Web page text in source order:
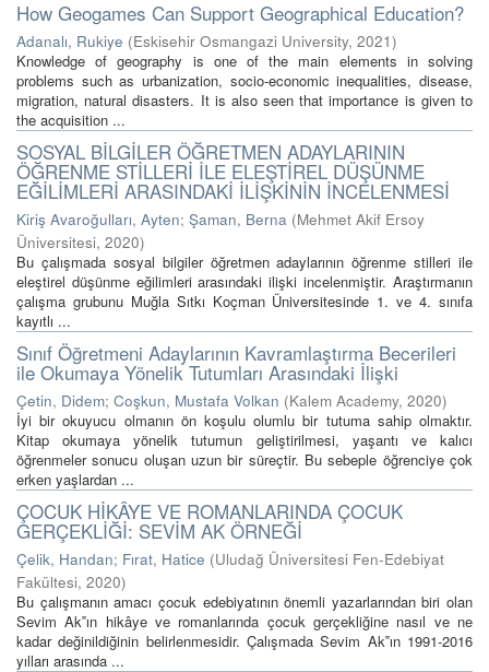
How Geogames Can Support Geographical Education?
Adanalı, Rukiye (Eskisehir Osmangazi University, 2021)
Knowledge of geography is one of the main elements in solving
problems such as urbanization, socio-economic inequalities, disease,
migration, natural disasters. It is also seen that importance is given to
the acquisition ...
SOSYAL BİLGİLER ÖĞRETMEN ADAYLARININ
ÖĞRENME STİLLERİ İLE ELEŞTİREL DÜŞÜNME
EĞİLİMLERİ ARASINDAKİ İLİŞKİNİN İNCELENMESİ
Kiriş Avaroğulları, Ayten; Şaman, Berna (Mehmet Akif Ersoy
Üniversitesi, 2020)
Bu çalışmada sosyal bilgiler öğretmen adaylarının öğrenme stilleri ile
eleştirel düşünme eğilimleri arasındaki ilişki incelenmiştir. Araştırmanın
çalışma grubunu Muğla Sıtkı Koçman Üniversitesinde 1. ve 4. sınıfa
kayıtlı ...
Sınıf Öğretmeni Adaylarının Kavramlaştırma Becerileri
ile Okumaya Yönelik Tutumları Arasındaki İlişki
Çetin, Didem; Coşkun, Mustafa Volkan (Kalem Academy, 2020)
İyi bir okuyucu olmanın ön koşulu olumlu bir tutuma sahip olmaktır.
Kitap okumaya yönelik tutumun geliştirilmesi, yaşantı ve kalıcı
öğrenmeler sonucu oluşan uzun bir süreçtir. Bu sebeple öğrenciye çok
erken yaşlardan ...
ÇOCUK HİKÂYE VE ROMANLARINDA ÇOCUK
GERÇEKLİĞİ: SEVİM AK ÖRNEĞİ
Çelik, Handan; Fırat, Hatice (Uludağ Üniversitesi Fen-Edebiyat
Fakültesi, 2020)
Bu çalışmanın amacı çocuk edebiyatının önemli yazarlarından biri olan
Sevim Ak‟ın hikâye ve romanlarında çocuk gerçekliğine nasıl ve ne
kadar değinildiğinin belirlenmesidir. Çalışmada Sevim Ak‟ın 1991-2016
yılları arasında ...